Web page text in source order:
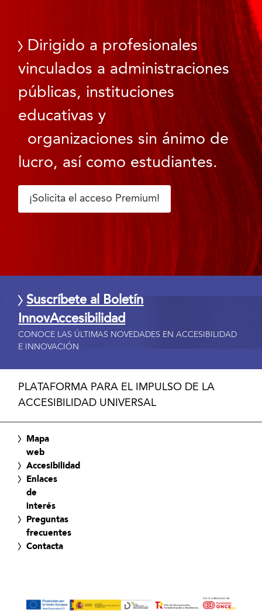
Dirigido a profesionales
vinculados a administraciones
públicas, instituciones
educativas y
organizaciones sin ánimo de
lucro, así como estudiantes.
¡Solicita el acceso Premium!
Suscríbete al Boletín
InnovAccesibilidad
CONOCE LAS ÚLTIMAS NOVEDADES EN ACCESIBILIDAD
E INNOVACIÓN
PLATAFORMA PARA EL IMPULSO DE LA
ACCESIBILIDAD UNIVERSAL
Mapa
web
Accesibilidad
Enlaces
de
interés
Preguntas
frecuentes
Contacta